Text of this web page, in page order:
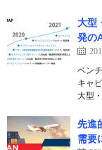
大型
発の
ベン
キャ
大型
先進
需要